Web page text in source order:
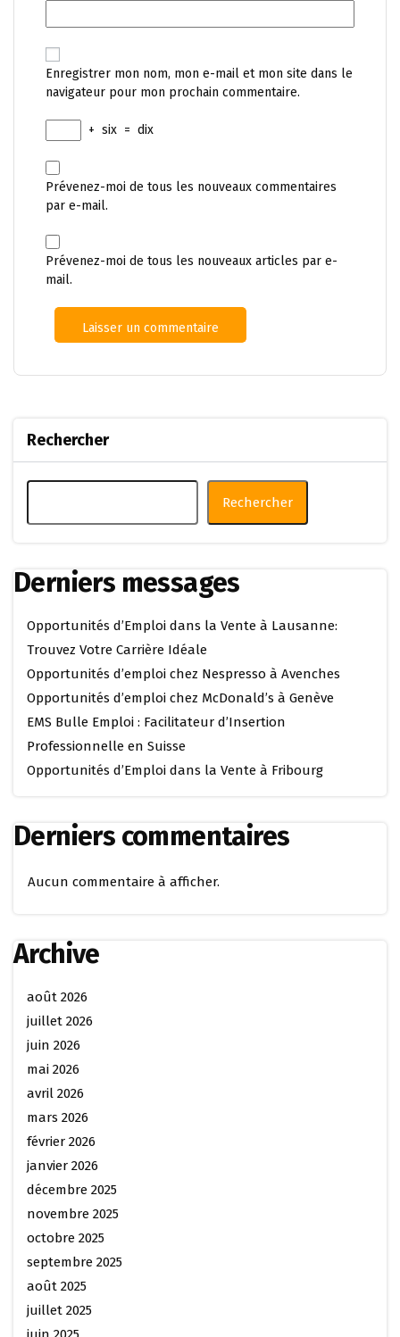
Enregistrer mon nom, mon e-mail et mon site dans le
navigateur pour mon prochain commentaire.
+ six = dix
Prévenez-moi de tous les nouveaux commentaires
par e-mail.
Prévenez-moi de tous les nouveaux articles par e-
mail.
Rechercher
Rechercher
Derniers messages
Opportunités d’Emploi dans la Vente à Lausanne:
Trouvez Votre Carrière Idéale
Opportunités d’emploi chez Nespresso à Avenches
Opportunités d’emploi chez McDonald’s à Genève
EMS Bulle Emploi : Facilitateur d’Insertion
Professionnelle en Suisse
Opportunités d’Emploi dans la Vente à Fribourg
Derniers commentaires
Aucun commentaire à afficher.
Archive
août 2026
juillet 2026
juin 2026
mai 2026
avril 2026
mars 2026
février 2026
janvier 2026
décembre 2025
novembre 2025
octobre 2025
septembre 2025
août 2025
juillet 2025